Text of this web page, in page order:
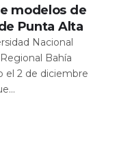
modelos de
Punta Alta
Nacional
Bahía
el 2 de diciembre